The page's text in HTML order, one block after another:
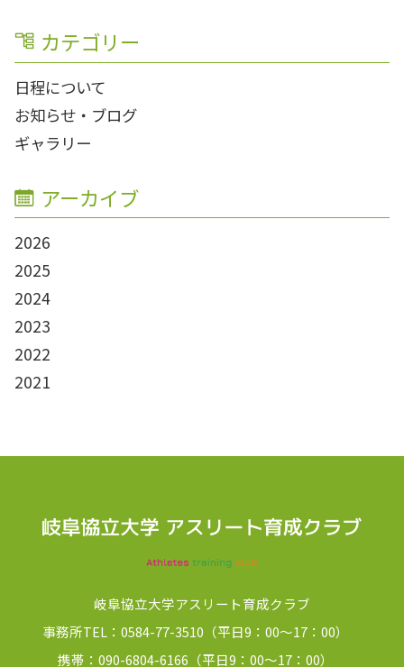
カテゴリー
日程について
お知らせ・ブログ
ギャラリー
アーカイブ
2026
2025
2024
2023
2022
2021
岐阜協立大学アスリート育成クラブ
事務所TEL：0584-77-3510（平日9：00～17：00）
携帯：090-6804-6166（平日9：00～17：00）